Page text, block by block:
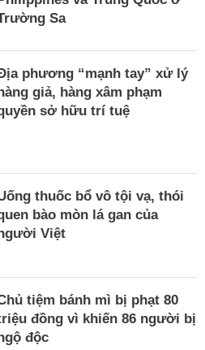
Sa
phương “mạnh tay” xử lý
hàng giả, hàng xâm phạm
sở hữu trí tuệ
thuốc bổ vô tội vạ, thói
bào mòn lá gan của
Việt
tiệm bánh mì bị phạt 80
đồng vì khiến 86 người bị
độc